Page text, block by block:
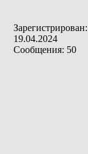
Зарегистрирован:
19.04.2024
Сообщения: 50